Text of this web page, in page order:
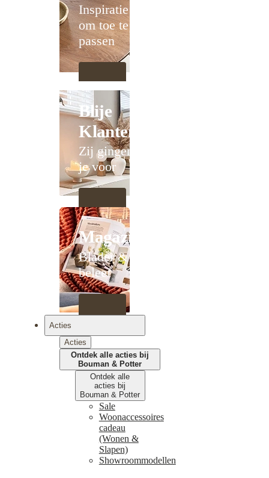
Inspiratie
om toe te
passen
Blije
Klanten
Zij gingen
je voor
Magazines
Blader &
beleef
Acties
Acties
Ontdek alle acties bij
Bouman & Potter
Ontdek alle
acties bij
Bouman & Potter
Sale
Woonaccessoires
cadeau
(Wonen &
Slapen)
Showroommodellen